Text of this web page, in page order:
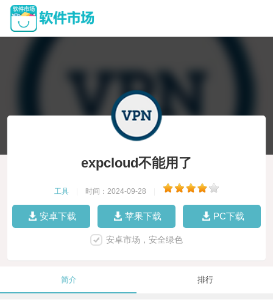
expcloud不能用了
工具 时间：2024-09-28
安卓下载 苹果下载 PC下载
安卓市场，安全绿色
简介 排行